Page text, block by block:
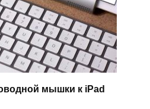
мышки к iPad